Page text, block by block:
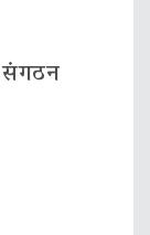
संगठन